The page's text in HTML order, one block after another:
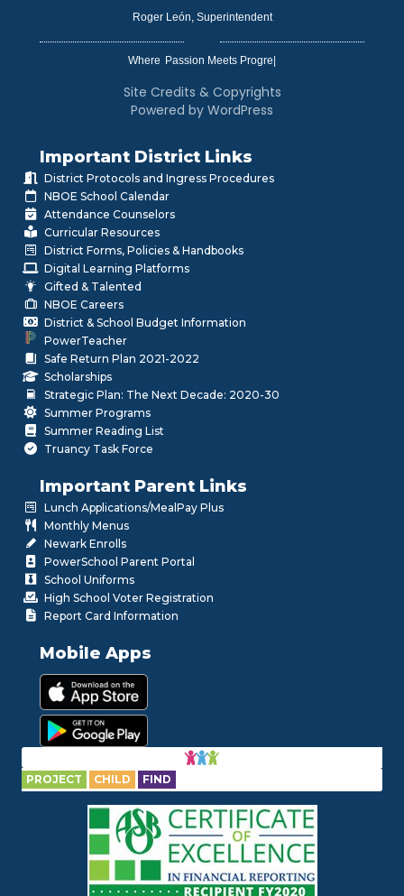
Roger León, Superintendent
Where
Site Credits & Copyrights
Powered by WordPress
Important District Links
District Protocols and Ingress Procedures
NBOE School Calendar
Attendance Counselors
Curricular Resources
District Forms, Policies & Handbooks
Digital Learning Platforms
Gifted & Talented
NBOE Careers
District & School Budget Information
PowerTeacher
Safe Return Plan 2021-2022
Scholarships
Strategic Plan: The Next Decade: 2020-30
Summer Programs
Summer Reading List
Truancy Task Force
Important Parent Links
Lunch Applications/MealPay Plus
Monthly Menus
Newark Enrolls
PowerSchool Parent Portal
School Uniforms
High School Voter Registration
Report Card Information
Mobile Apps
PROJECT CHILD FIND